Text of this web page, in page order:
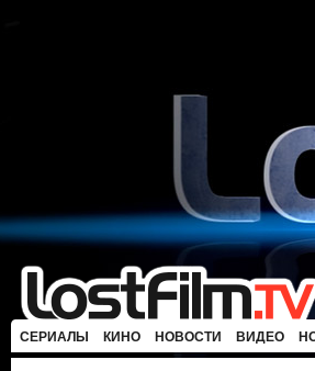
СЕРИАЛЫ КИНО НОВОСТИ ВИДЕО